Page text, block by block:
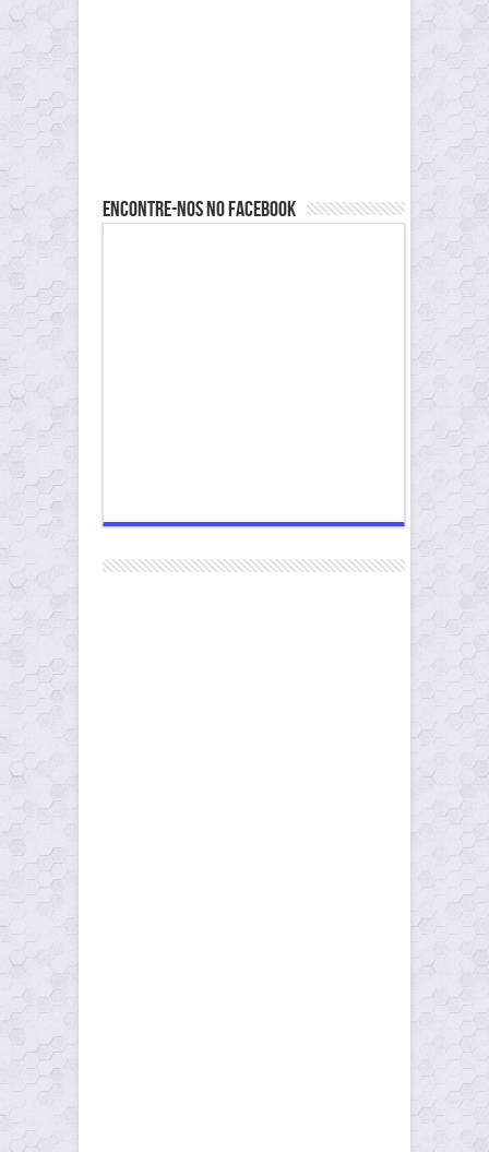
Encontre-nos no Facebook